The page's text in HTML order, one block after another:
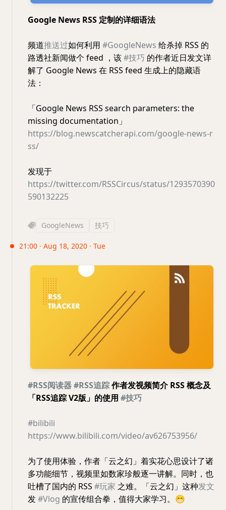
Google News RSS 定制的详细语法
频道推送过如何利用 #GoogleNews 给杀掉 RSS 的
路透社新闻做个 feed ，该#技巧 的作者近日发文详
解了 Google News 在 RSS feed 生成上的隐藏语
法：
「Google News RSS search parameters: the
missing documentation」
https://blog.newscatcherapi.com/google-news-r
ss/
发现于
https://twitter.com/RSSCircus/status/1293570390
590132225
GoogleNews 技巧
21:00 · Aug 18, 2020 · Tue
#RSS阅读器#RSS追踪作者发视频简介 RSS 概念及
「RSS追踪 V2版」的使用 #技巧
#bilibili
https://www.bilibili.com/video/av626753956/
为了使用体验，作者「云之幻」着实花心思设计了诸
多功能细节，视频里如数家珍般逐一讲解。同时，也
吐槽了国内的 RSS #玩家 之难。「云之幻」这种发文
发#Vlog 的宣传组合拳，值得大家学习。 😁